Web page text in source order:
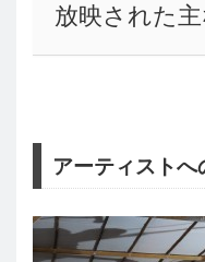
放映された
アーティスト